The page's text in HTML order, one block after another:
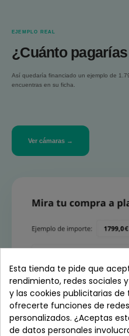
EJEMPLO REAL
¿Cuánto
Así quedaría financiado un ejemplo de
encuentras en su ficha.
Ver cámaras →
Esta tienda te pide que
rendimiento, redes sociales
y las cookies publicitarias
ofrecerte funciones de
personalizados. ¿Aceptas
de datos personales